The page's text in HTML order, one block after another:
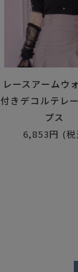
レースアームウ
付きデコルテレ
プス
6,853円 (